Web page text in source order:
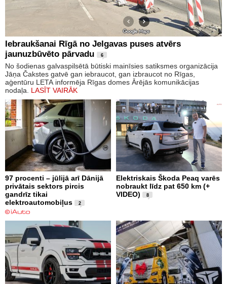
Iebraukšanai Rīgā no Jelgavas puses atvērs
jaunuzbūvēto pārvadu
6
No šodienas galvaspilsētā būtiski mainīsies satiksmes organizācija
Jāņa Čakstes gatvē gan iebraucot, gan izbraucot no Rīgas,
aģentūru LETA informēja Rīgas domes Ārējās komunikācijas
nodaļa. LASĪT VAIRĀK
97 procenti – jūlijā arī Dānijā
privātais sektors pircis
gandrīz tikai
elektroautomobiļus
2
Elektriskais Škoda Peaq varēs
nobraukt līdz pat 650 km (+
VIDEO)
8